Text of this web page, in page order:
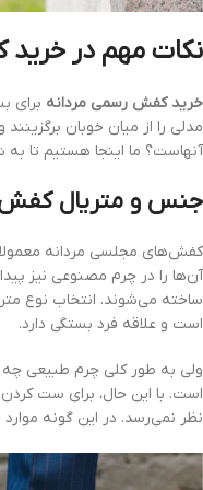
نکات مهم در
خرید کفش رسمی مردانه برای
مدلی را از میان خوبان
آنهاست؟ ما اینجا هستیم تا
جنس و متریال
کفش‌های مجلسی مردانه معمولا
آن‌ها را در چرم مصنوعی نیز
ساخته می‌شوند. انتخاب نوع
است و علاقه فرد بستگی دارد.
ولی به طور کلی چرم طبیعی چه
است. با این حال، برای ست
نظر نمی‌رسد. در این گونه